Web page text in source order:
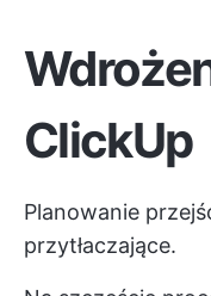
ClickUp
Planowanie
przytłaczające.